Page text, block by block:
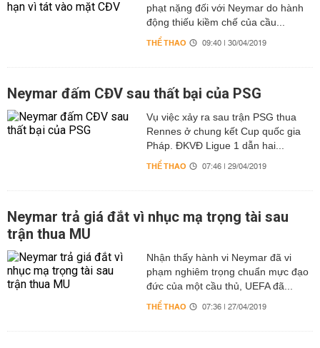
phạt nặng đối với Neymar do hành
động thiếu kiềm chế của cầu...
THỂ THAO 09:40 | 30/04/2019
Neymar đấm CĐV sau thất bại của PSG
Vụ việc xảy ra sau trận PSG thua
Rennes ở chung kết Cup quốc gia
Pháp. ĐKVĐ Ligue 1 dẫn hai...
THỂ THAO 07:46 | 29/04/2019
Neymar trả giá đắt vì nhục mạ trọng tài sau
trận thua MU
Nhận thấy hành vi Neymar đã vi
phạm nghiêm trọng chuẩn mực đạo
đức của một cầu thủ, UEFA đã...
THỂ THAO 07:36 | 27/04/2019